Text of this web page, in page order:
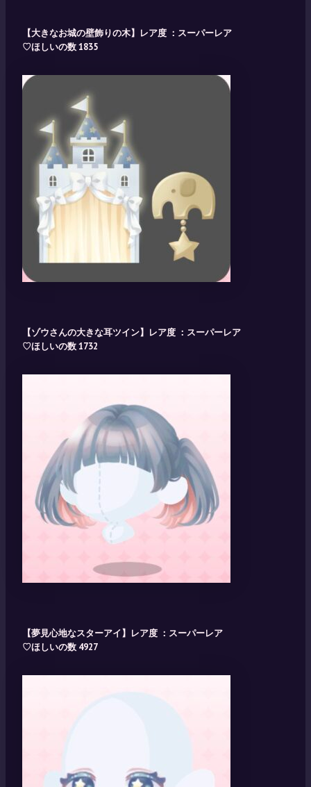
【大きなお城の壁飾りの木】レア度 ：スーパーレア
♡ほしいの数 1835
【ゾウさんの大きな耳ツイン】レア度 ：スーパーレア
♡ほしいの数 1732
【夢見心地なスターアイ】レア度 ：スーパーレア
♡ほしいの数 4927